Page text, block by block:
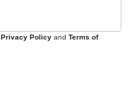
Privacy Policy and Terms of